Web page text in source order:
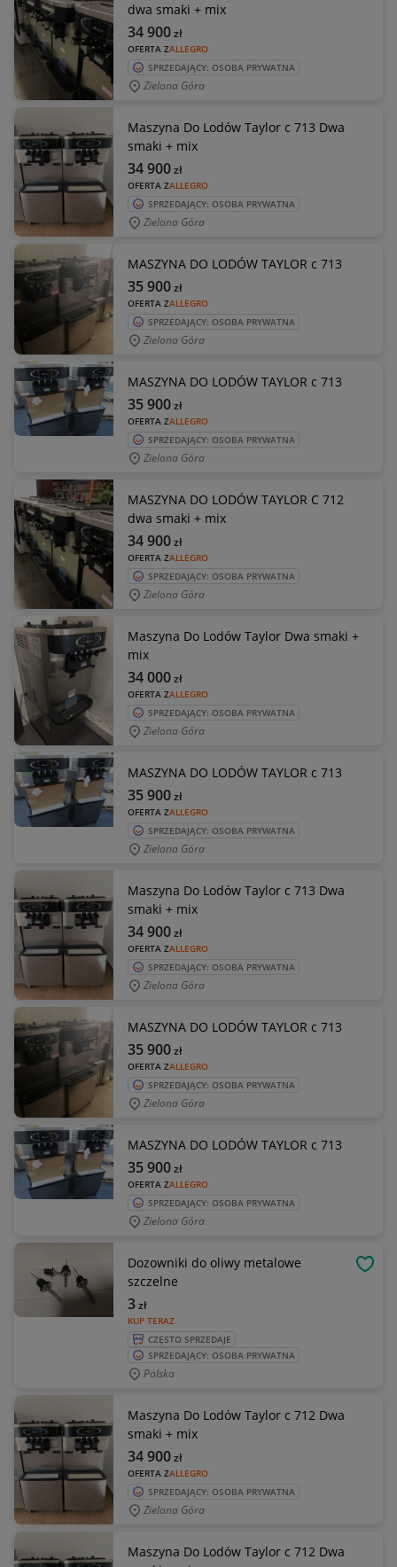
dwa smaki + mix
OFERTA ZALLEGRO
34 900zł
SPRZEDAJĄCY: OSOBA PRYWATNA
Zielona Góra
Maszyna Do Lodów Taylor c 713 Dwa
smaki + mix
OFERTA ZALLEGRO
34 900zł
SPRZEDAJĄCY: OSOBA PRYWATNA
Zielona Góra
MASZYNA DO LODÓW TAYLOR c 713
OFERTA ZALLEGRO
35 900zł
SPRZEDAJĄCY: OSOBA PRYWATNA
Zielona Góra
MASZYNA DO LODÓW TAYLOR c 713
OFERTA ZALLEGRO
35 900zł
SPRZEDAJĄCY: OSOBA PRYWATNA
Zielona Góra
MASZYNA DO LODÓW TAYLOR C 712
dwa smaki + mix
OFERTA ZALLEGRO
34 900zł
SPRZEDAJĄCY: OSOBA PRYWATNA
Zielona Góra
Maszyna Do Lodów Taylor Dwa smaki +
mix
OFERTA ZALLEGRO
34 000zł
SPRZEDAJĄCY: OSOBA PRYWATNA
Zielona Góra
MASZYNA DO LODÓW TAYLOR c 713
OFERTA ZALLEGRO
35 900zł
SPRZEDAJĄCY: OSOBA PRYWATNA
Zielona Góra
Maszyna Do Lodów Taylor c 713 Dwa
smaki + mix
OFERTA ZALLEGRO
34 900zł
SPRZEDAJĄCY: OSOBA PRYWATNA
Zielona Góra
MASZYNA DO LODÓW TAYLOR c 713
OFERTA ZALLEGRO
35 900zł
SPRZEDAJĄCY: OSOBA PRYWATNA
Zielona Góra
MASZYNA DO LODÓW TAYLOR c 713
OFERTA ZALLEGRO
35 900zł
SPRZEDAJĄCY: OSOBA PRYWATNA
Zielona Góra
Dozowniki do oliwy metalowe
szczelne
KUP TERAZ
3zł
CZĘSTO SPRZEDAJE
SPRZEDAJĄCY: OSOBA PRYWATNA
Polska
Maszyna Do Lodów Taylor c 712 Dwa
smaki + mix
OFERTA ZALLEGRO
34 900zł
SPRZEDAJĄCY: OSOBA PRYWATNA
Zielona Góra
Maszyna Do Lodów Taylor c 712 Dwa